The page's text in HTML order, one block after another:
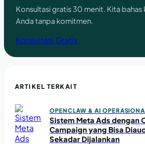
Konsultasi gratis 30 menit. Kita bahas
Anda tanpa komitmen.
Konsultasi Gratis
ARTIKEL TERKAIT
OPENCLAW & AI
Sistem Meta Ads dengan
Campaign yang Bisa
Sekadar Dijalankan